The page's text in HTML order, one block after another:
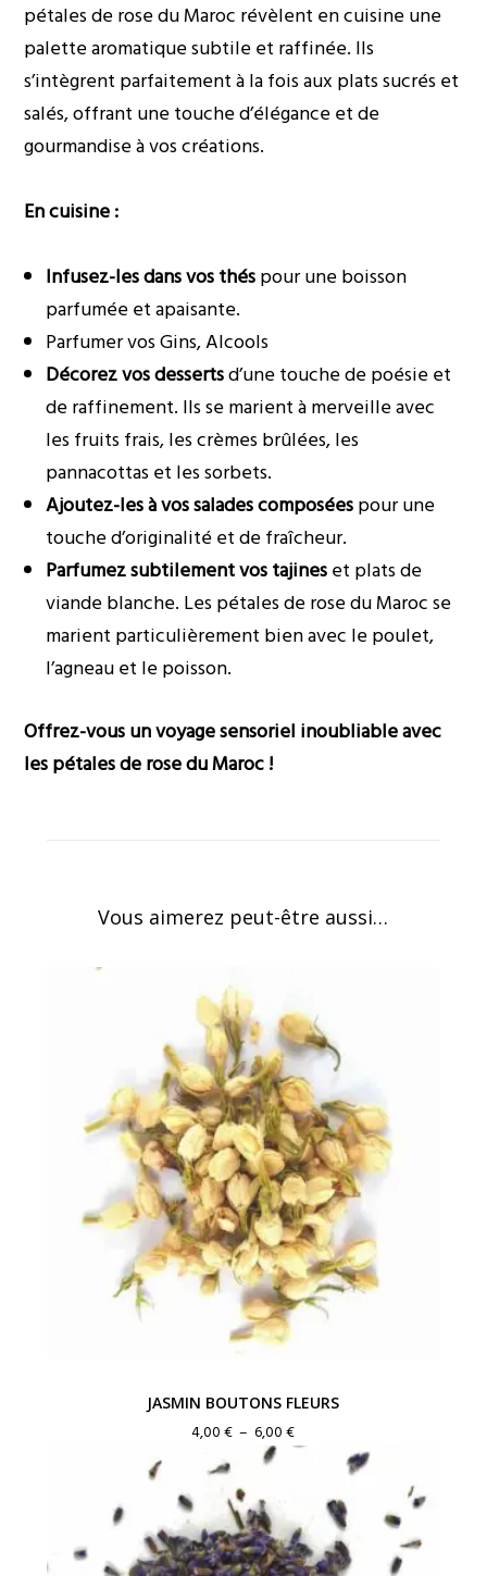
pétales de rose du Maroc révèlent en cuisine une
palette aromatique subtile et raffinée. Ils
s’intègrent parfaitement à la fois aux plats sucrés et
salés, offrant une touche d’élégance et de
gourmandise à vos créations.
En cuisine :
Infusez-les dans vos théspour une boisson
parfumée et apaisante.
Parfumer vos Gins, Alcools
Décorez vos dessertsd’une touche de poésie et
de raffinement. Ils se marient à merveille avec
les fruits frais, les crèmes brûlées, les
pannacottas et les sorbets.
Ajoutez-les à vos salades composéespour une
touche d’originalité et de fraîcheur.
Parfumez subtilement vos tajineset plats de
viande blanche. Les pétales de rose du Maroc se
marient particulièrement bien avec le poulet,
l’agneau et le poisson.
Offrez-vous un voyage sensoriel inoubliable avec
les pétales de rose du Maroc !
Vous aimerez peut-être aussi…
JASMIN BOUTONS FLEURS
4,00€ – 6,00€Plage
4,00 €
à
6,00 €